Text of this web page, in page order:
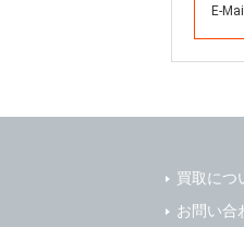
E-
買取につ
お問い合